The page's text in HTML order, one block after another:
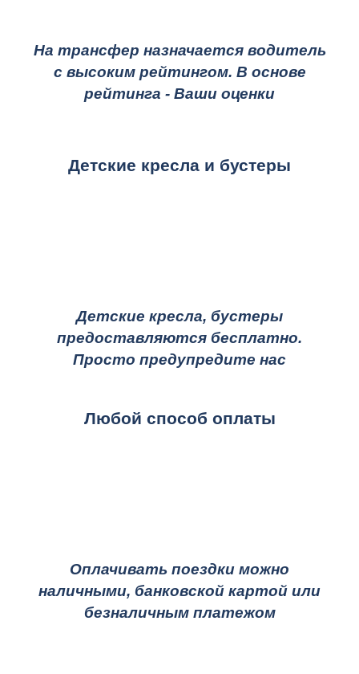
На трансфер назначается водитель
с высоким рейтингом. В основе
рейтинга - Ваши оценки
Детские кресла и бустеры
Детские кресла, бустеры
предоставляются бесплатно.
Просто предупредите нас
Любой способ оплаты
Оплачивать поездки можно
наличными, банковской картой или
безналичным платежом